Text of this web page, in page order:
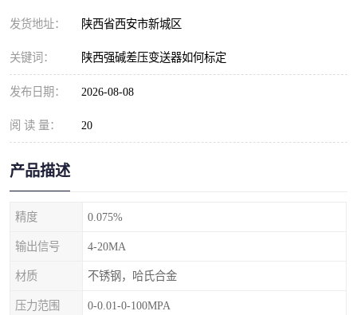
发货地址： 陕西省西安市新城区
关键词： 陕西强碱差压变送器如何标定
发布日期： 2026-08-08
阅 读 量： 20
产品描述
精度 0.075%
输出信号 4-20MA
材质 不锈钢，哈氏合金
压力范围 0-0.01-0-100MPA